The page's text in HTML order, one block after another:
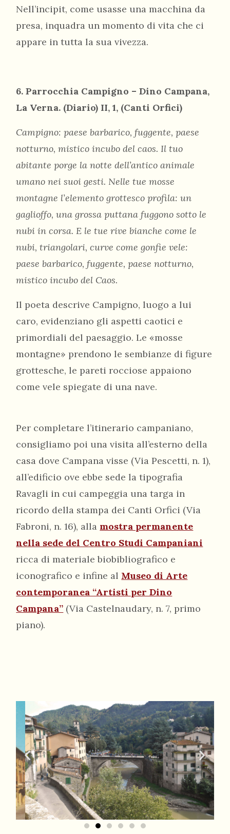
Nell’incipit, come usasse una macchina da
presa, inquadra un momento di vita che ci
appare in tutta la sua vivezza.
6. Parrocchia Campigno – Dino Campana,
La Verna. (Diario) II, 1, (Canti Orfici)
Campigno: paese barbarico, fuggente, paese
notturno, mistico incubo del caos. Il tuo
abitante porge la notte dell’antico animale
umano nei suoi gesti. Nelle tue mosse
montagne l’elemento grottesco profila: un
gaglioffo, una grossa puttana fuggono sotto le
nubi in corsa. E le tue rive bianche come le
nubi, triangolari, curve come gonfie vele:
paese barbarico, fuggente, paese notturno,
mistico incubo del Caos.
Il poeta descrive Campigno, luogo a lui
caro, evidenziano gli aspetti caotici e
primordiali del paesaggio. Le «mosse
montagne» prendono le sembianze di figure
grottesche, le pareti rocciose appaiono
come vele spiegate di una nave.
Per completare l’itinerario campaniano,
consigliamo poi una visita all’esterno della
casa dove Campana visse (Via Pescetti, n. 1),
all’edificio ove ebbe sede la tipografia
Ravagli in cui campeggia una targa in
ricordo della stampa dei Canti Orfici (Via
Fabroni, n. 16), alla mostra permanente
nella sede del Centro Studi Campaniani
ricca di materiale biobibliografico e
iconografico e infine al Museo di Arte
contemporanea “Artisti per Dino
Campana” (Via Castelnaudary, n. 7, primo
piano).